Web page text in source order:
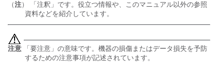
（注） 「注釈」です。役立つ情報や、このマニュアル以外の参照
資料などを紹介しています。
注意 「要注意」の意味です。機器の損傷またはデータ損失を予防
するための注意事項が記述されています。